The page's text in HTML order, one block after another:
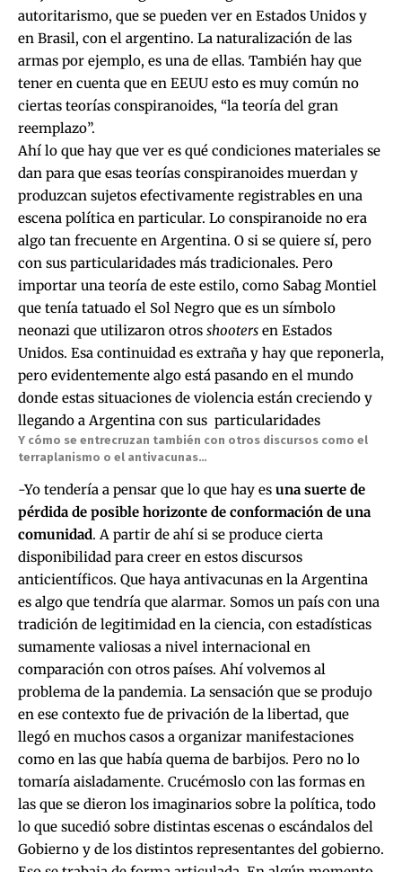
autoritarismo, que se pueden ver en Estados Unidos y
en Brasil, con el argentino. La naturalización de las
armas por ejemplo, es una de ellas. También hay que
tener en cuenta que en EEUU esto es muy común no
ciertas teorías conspiranoides, “la teoría del gran
reemplazo”.
Ahí lo que hay que ver es qué condiciones materiales se
dan para que esas teorías conspiranoides muerdan y
produzcan sujetos efectivamente registrables en una
escena política en particular. Lo conspiranoide no era
algo tan frecuente en Argentina. O si se quiere sí, pero
con sus particularidades más tradicionales. Pero
importar una teoría de este estilo, como Sabag Montiel
que tenía tatuado el Sol Negro que es un símbolo
neonazi que utilizaron otros shooters en Estados
Unidos. Esa continuidad es extraña y hay que reponerla,
pero evidentemente algo está pasando en el mundo
donde estas situaciones de violencia están creciendo y
llegando a Argentina con sus particularidades
Y cómo se entrecruzan también con otros discursos como el
terraplanismo o el antivacunas…
-Yo tendería a pensar que lo que hay es una suerte de
pérdida de posible horizonte de conformación de una
comunidad. A partir de ahí si se produce cierta
disponibilidad para creer en estos discursos
anticientíficos. Que haya antivacunas en la Argentina
es algo que tendría que alarmar. Somos un país con una
tradición de legitimidad en la ciencia, con estadísticas
sumamente valiosas a nivel internacional en
comparación con otros países. Ahí volvemos al
problema de la pandemia. La sensación que se produjo
en ese contexto fue de privación de la libertad, que
llegó en muchos casos a organizar manifestaciones
como en las que había quema de barbijos. Pero no lo
tomaría aisladamente. Crucémoslo con las formas en
las que se dieron los imaginarios sobre la política, todo
lo que sucedió sobre distintas escenas o escándalos del
Gobierno y de los distintos representantes del gobierno.